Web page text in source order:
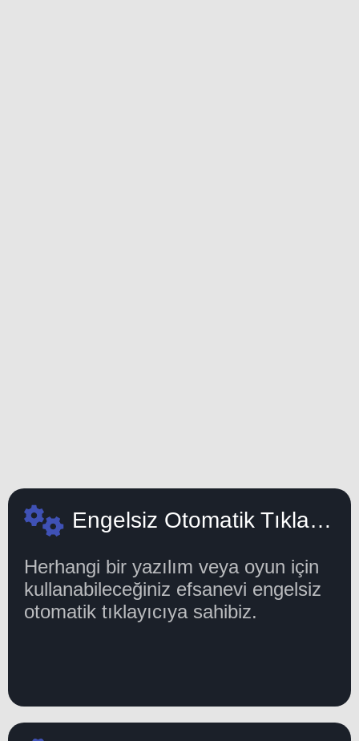
Engelsiz Otomatik Tıklayıcı
Herhangi bir yazılım veya oyun için
kullanabileceğiniz efsanevi engelsiz
otomatik tıklayıcıya sahibiz.